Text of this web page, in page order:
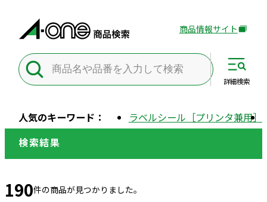
外
サ
別
商品情報サイト
人気のキーワード： ラベルシール［プリンタ兼用］
詳細検索
検索結果
190件の商品が見つかりました。